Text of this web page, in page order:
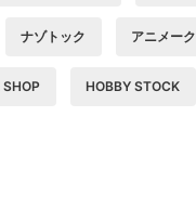
ナゾトック アニメーク
SHOP HOBBY STOCK